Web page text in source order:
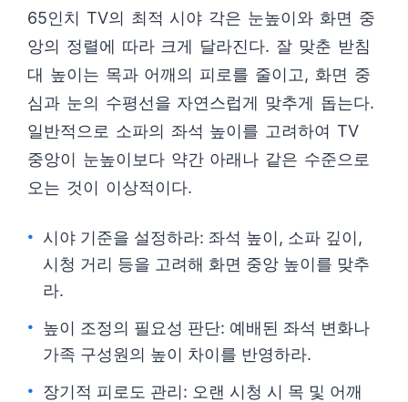
65인치 TV의 최적 시야 각은 눈높이와 화면 중
앙의 정렬에 따라 크게 달라진다. 잘 맞춘 받침
대 높이는 목과 어깨의 피로를 줄이고, 화면 중
심과 눈의 수평선을 자연스럽게 맞추게 돕는다.
일반적으로 소파의 좌석 높이를 고려하여 TV
중앙이 눈높이보다 약간 아래나 같은 수준으로
오는 것이 이상적이다.
시야 기준을 설정하라: 좌석 높이, 소파 깊이,
시청 거리 등을 고려해 화면 중앙 높이를 맞추
라.
높이 조정의 필요성 판단: 예배된 좌석 변화나
가족 구성원의 높이 차이를 반영하라.
장기적 피로도 관리: 오랜 시청 시 목 및 어깨